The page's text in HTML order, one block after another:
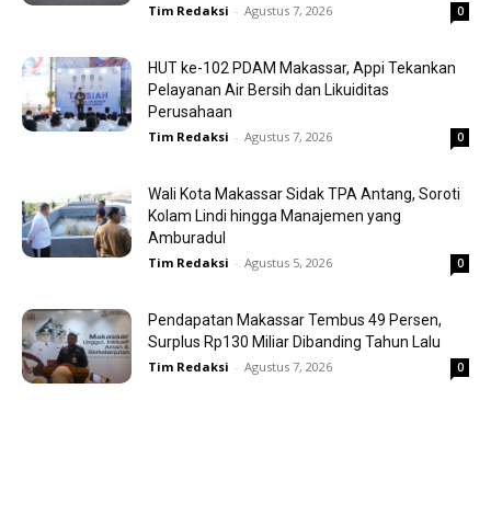
Tim Redaksi - Agustus 7, 2026 0
HUT ke-102 PDAM Makassar, Appi Tekankan
Pelayanan Air Bersih dan Likuiditas
Perusahaan
Tim Redaksi - Agustus 7, 2026 0
Wali Kota Makassar Sidak TPA Antang, Soroti
Kolam Lindi hingga Manajemen yang
Amburadul
Tim Redaksi - Agustus 5, 2026 0
Pendapatan Makassar Tembus 49 Persen,
Surplus Rp130 Miliar Dibanding Tahun Lalu
Tim Redaksi - Agustus 7, 2026 0